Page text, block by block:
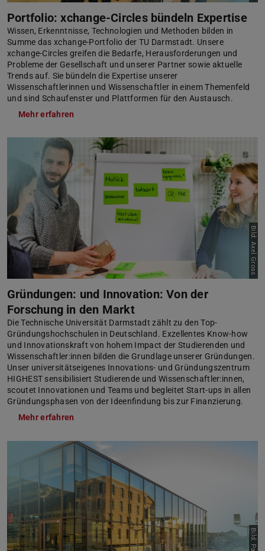
Portfolio: xchange-Circles bündeln Expertise
Wissen, Erkenntnisse, Technologien und Methoden bilden in
Summe das xchange-Portfolio der TU Darmstadt. Unsere
xchange-Circles greifen die Bedarfe, Herausforderungen und
Probleme der Gesellschaft und unserer Partner sowie aktuelle
Trends auf. Sie bündeln die Expertise unserer
Wissenschaftlerinnen und Wissenschaftler in einem Themenfeld
und sind Schaufenster und Plattformen für den Austausch.
Mehr erfahren
Bild: Axel Gross
Gründungen: und Innovation: Von der
Forschung in den Markt
Die Technische Universität Darmstadt zählt zu den Top-
Gründungshochschulen in Deutschland. Exzellentes Know-how
und Innovationskraft von hohem Impact der Studierenden und
Wissenschaftler:innen bilden die Grundlage unserer Gründungen.
Unser universitätseigenes Innovations- und Gründungszentrum
HIGHEST sensibilisiert Studierende und Wissenschaftler:innen,
scoutet Innovationen und Teams und begleitet Start-ups in allen
Gründungsphasen von der Ideenfindung bis zur Finanzierung.
Mehr erfahren